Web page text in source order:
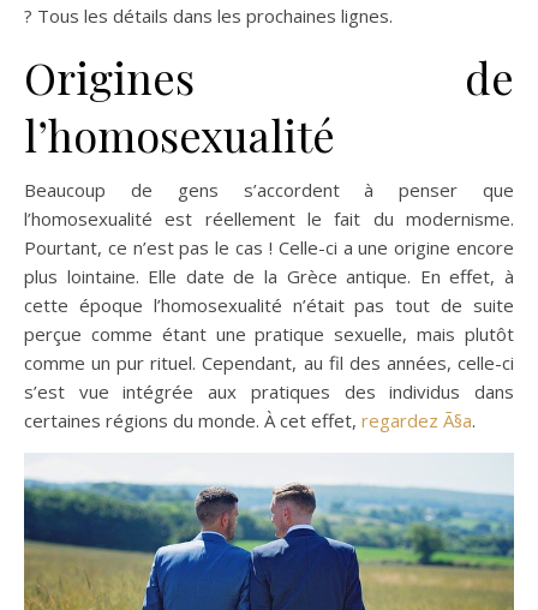
? Tous les détails dans les prochaines lignes.
Origines de
l’homosexualité
Beaucoup de gens s’accordent à penser que
l’homosexualité est réellement le fait du modernisme.
Pourtant, ce n’est pas le cas ! Celle-ci a une origine encore
plus lointaine. Elle date de la Grèce antique. En effet, à
cette époque l’homosexualité n’était pas tout de suite
perçue comme étant une pratique sexuelle, mais plutôt
comme un pur rituel. Cependant, au fil des années, celle-ci
s’est vue intégrée aux pratiques des individus dans
certaines régions du monde. À cet effet, regardez Ã§a.